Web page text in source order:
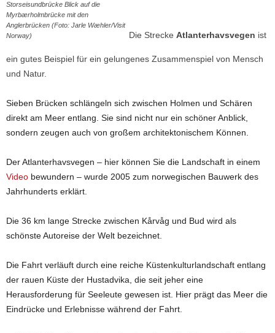
Storseisundbrücke Blick auf die
Myrbærholmbrücke mit den
Anglerbrücken (Foto: Jarle Wæhler/Visit
Norway)
Die Strecke Atlanterhavsvegen ist
ein gutes Beispiel für ein gelungenes Zusammenspiel von Mensch
und Natur.
Sieben Brücken schlängeln sich zwischen Holmen und Schären
direkt am Meer entlang. Sie sind nicht nur ein schöner Anblick,
sondern zeugen auch von großem architektonischem Können.
Der Atlanterhavsvegen – hier können Sie die Landschaft in einem
Video bewundern – wurde 2005 zum norwegischen Bauwerk des
Jahrhunderts erklärt.
Die 36 km lange Strecke zwischen Kårvåg und Bud wird als
schönste Autoreise der Welt bezeichnet.
Die Fahrt verläuft durch eine reiche Küstenkulturlandschaft entlang
der rauen Küste der Hustadvika, die seit jeher eine
Herausforderung für Seeleute gewesen ist. Hier prägt das Meer die
Eindrücke und Erlebnisse während der Fahrt.